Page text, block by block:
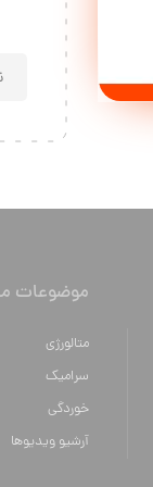
موضوعات
متالورژي
سراميك
خوردگی
آرشیو ویدیوها